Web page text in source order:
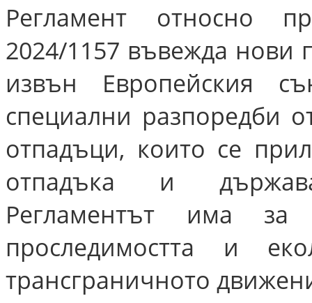
Регламент относно
2024/1157 въвежда нови
извън Европейския
специални разпоредби
отпадъци, които се
отпадъка и
Регламентът има
проследимостта и
трансграничното